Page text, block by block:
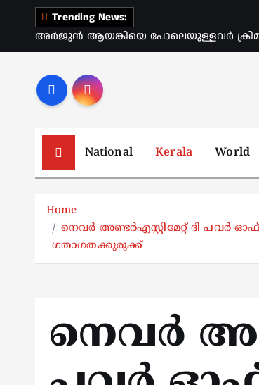
Trending News:
അർജുൻ ആയങ്കിയെ പോലെയുള്ളവർ
National Kerala World
Home
നെവര്‍ അണ്ടര്‍എസ്റ്റിമേറ്റ് ദി പവര്‍
ഗതാഗതക്കുരുക്ക്
നെവര്‍